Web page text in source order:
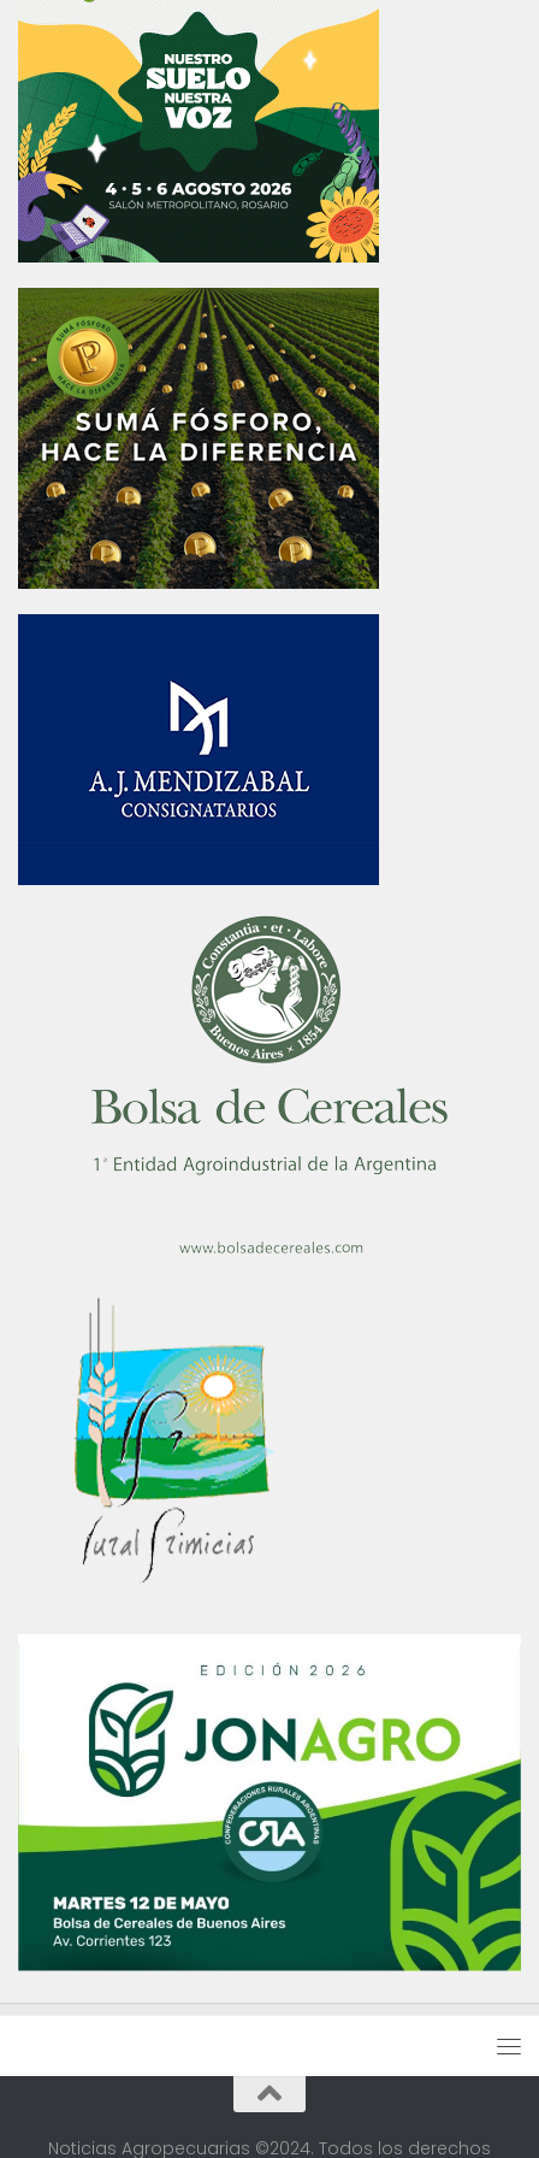
Noticias Agropecuarias ©2024. Todos los derechos